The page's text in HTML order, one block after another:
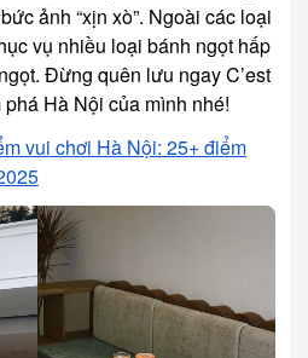
ảnh “xịn xò”. Ngoài các loại
vụ nhiều loại bánh ngọt hấp
Đừng quên lưu ngay C’est
Hà Nội của mình nhé!
vui chơi Hà Nội: 25+ điểm